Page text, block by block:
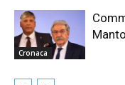
Cronaca